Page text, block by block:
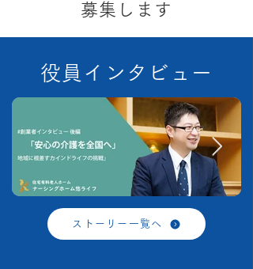
​募集します
役員インタビュー
ストーリー一覧へ